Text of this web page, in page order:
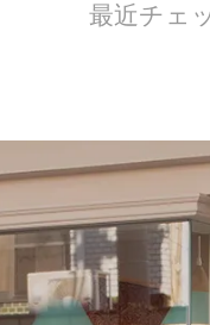
最近チェ